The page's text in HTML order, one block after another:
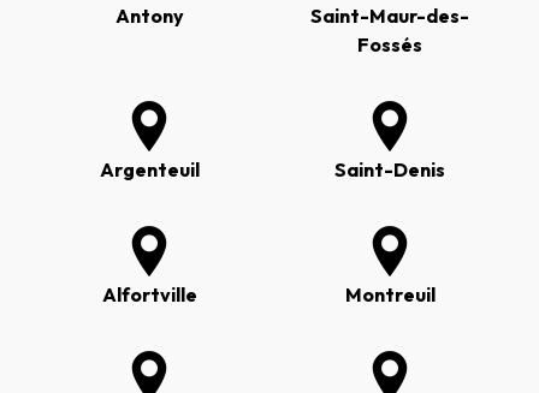
Antony
Saint-Maur-des-
Fossés
Argenteuil Saint-Denis
Alfortville Montreuil